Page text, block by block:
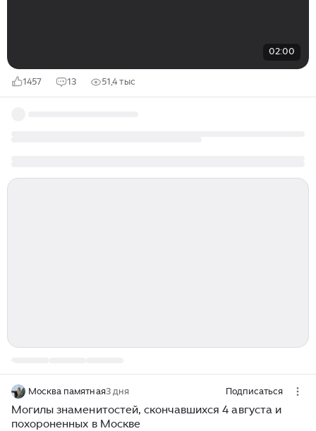
02:00
1457 13 51,4 тыс
Москва памятная3 дня Подписаться
Могилы знаменитостей, скончавшихся 4 августа и
похороненных в Москве